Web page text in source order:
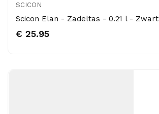
SCICON
Scicon Elan - Zadeltas - 0.21 l - Zwart
€ 25.95